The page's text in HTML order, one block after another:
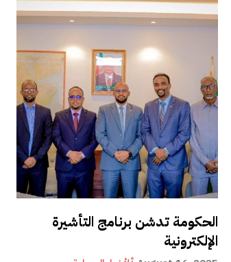
الحكومة تدشن برنامج التأشيرة
الإلكترونية